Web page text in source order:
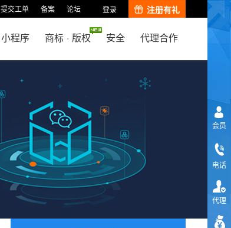
提交工单 备案 论坛 登录 注册有礼
小程序 商标 · 版权 安全 代理合作
会员
电话
代理